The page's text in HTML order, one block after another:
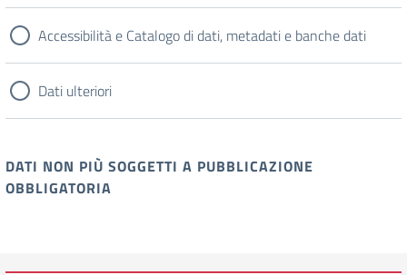
Accessibilità e Catalogo di dati, metadati e banche dati
Dati ulteriori
DATI NON PIÙ SOGGETTI A PUBBLICAZIONE
OBBLIGATORIA